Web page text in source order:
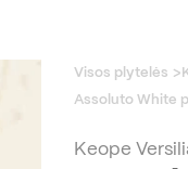
Visos plytelės
Assoluto White
Keope